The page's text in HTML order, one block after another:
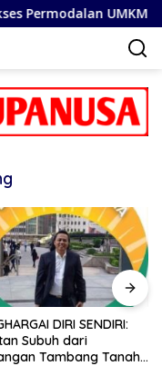
UMKM
DIRI SENDIRI:
Subuh dari
Tambang Tanah